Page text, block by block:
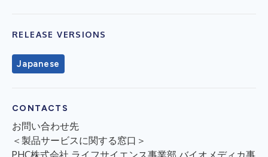
RELEASE VERSIONS
Japanese
CONTACTS
お問い合わせ先
＜製品サービスに関する窓口＞
PHC株式会社 ライフサイエンス事業部 バイオメディカ事